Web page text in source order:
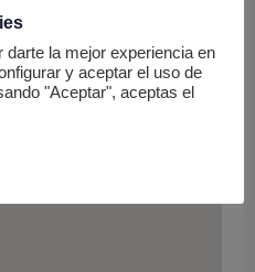
la mejor experiencia en
y aceptar el uso de
"Aceptar", aceptas el